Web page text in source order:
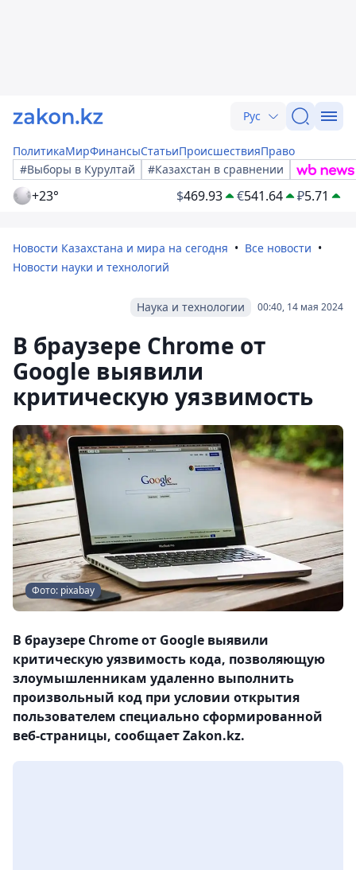
Рус
ПолитикаМирФинансыСтатьиПроисшествияПраво
#Выборы в Курултай
#Казахстан в сравнении
+23° $469.93 €541.64 ₽5.71
Новости Казахстана и мира на сегодня
Все новости
Новости науки и технологий
00:40, 14 мая 2024
Наука и технологии
В браузере Chrome от
Google выявили
критическую уязвимость
Фото: pixabay
В браузере Chrome от Google выявили
критическую уязвимость кода, позволяющую
злоумышленникам удаленно выполнить
произвольный код при условии открытия
пользователем специально сформированной
веб-страницы, сообщает Zakon.kz.